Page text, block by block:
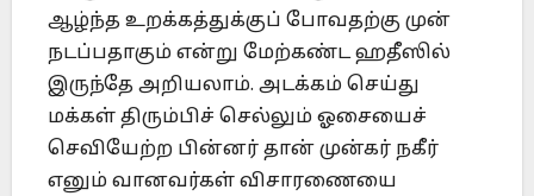
ஆழ்ந்த உறக்கத்துக்குப் போவதற்கு முன்
நடப்பதாகும் என்று மேற்கண்ட ஹதீஸில்
இருந்தே அறியலாம். அடக்கம் செய்து
மக்கள் திரும்பிச் செல்லும் ஓசையைச்
செவியேற்ற பின்னர் தான் முன்கர் நகீர்
எனும் வானவர்கள் விசாரணையை